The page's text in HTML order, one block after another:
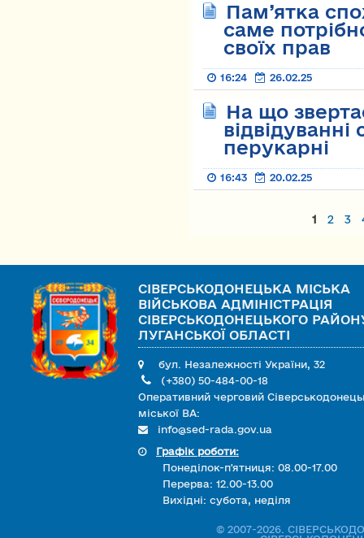
Пам’ятка
саме
своїх прав
16:24 26.02.25
На що
перукарні
16:43 20.02.25
1 2 3
СІВЕРСЬКОДОНЕЦЬКА МІСЬКА
ВІЙСЬКОВА АДМІНІСТРАЦІЯ
СІВЕРСЬКОДОНЕЦЬКОГО
ЛУГАНСЬКОЇ ОБЛАСТІ
бул. Незалежності України, 32
(+380) 50-484-00-18
Оперативний черговий
міської ВА:
info@sed-rada.gov.ua
Графік роботи:
Понеділок-п'ятниця: 08.00-17.00
Перерва: 12.00-13.00
Вихідні: субота, неділя
© 2007-2026.